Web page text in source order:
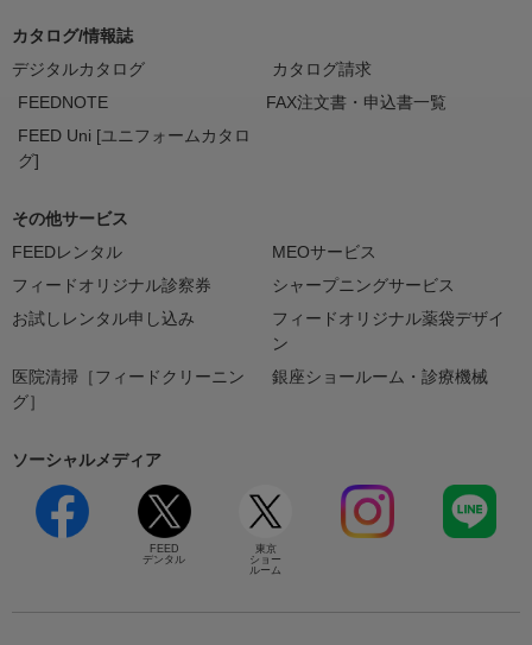
カタログ/情報誌
デジタルカタログ
カタログ請求
FEEDNOTE
FAX注文書・申込書一覧
FEED Uni [ユニフォームカタロ
グ]
その他サービス
FEEDレンタル
MEOサービス
フィードオリジナル診察券
シャープニングサービス
お試しレンタル申し込み
フィードオリジナル薬袋デザイ
ン
医院清掃［フィードクリーニン
グ］
銀座ショールーム・診療機械
ソーシャルメディア
FEED
デンタル
東京
ショー
ルーム